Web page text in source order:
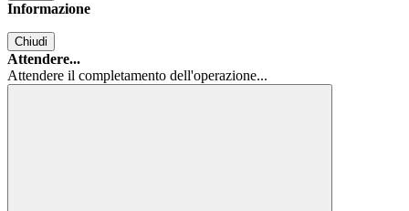
Informazione
Chiudi
Attendere...
Attendere il completamento dell'operazione...